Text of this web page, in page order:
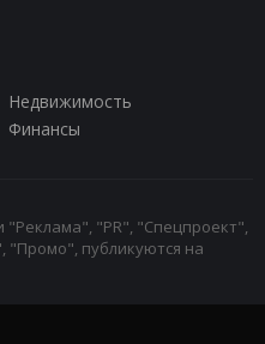
Недвижимость
Финансы
"PR", "Спецпроект",
"Промо", публикуются на